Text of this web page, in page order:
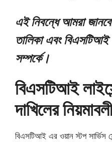
এই নিবন্ধে আমরা
তালিকা এবং বিএসটিআই
সম্পর্কে।
বিএসটিআই
দাখিলের নিয়মাবলী
বিএসটিআই এর ওয়ান স্টপ সার্ভিস